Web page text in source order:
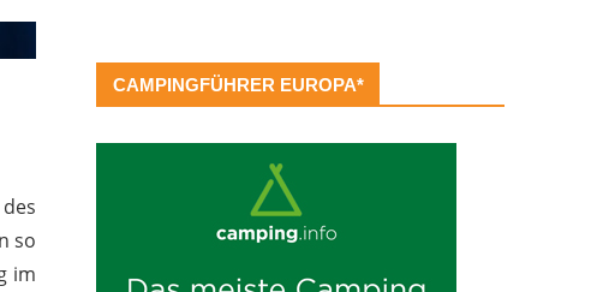
so
im
CAMPINGFÜHRER EUROPA*